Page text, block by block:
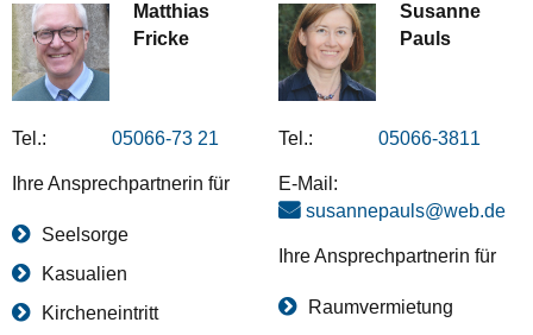
Matthias
Fricke
Tel.: 05066-73 21
Ihre Ansprechpartnerin für
Seelsorge
Kasualien
Kircheneintritt
Susanne
Pauls
Tel.: 05066-3811
E-Mail:
susannepauls@web.de
Ihre Ansprechpartnerin für
Raumvermietung